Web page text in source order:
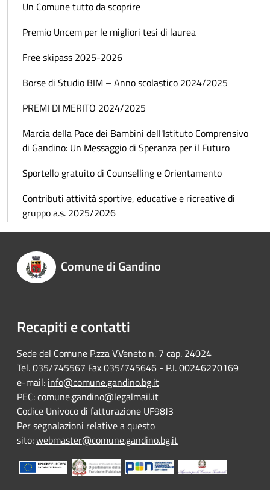
Un Comune tutto da scoprire
Premio Uncem per le migliori tesi di laurea
Free skipass 2025-2026
Borse di Studio BIM – Anno scolastico 2024/2025
PREMI DI MERITO 2024/2025
Marcia della Pace dei Bambini dell'Istituto Comprensivo
di Gandino: Un Messaggio di Speranza per il Futuro
Sportello gratuito di Counselling e Orientamento
Contributi attività sportive, educative e ricreative di
gruppo a.s. 2025/2026
Comune di Gandino
Recapiti e contatti
Sede del Comune P.zza V.Veneto n. 7 cap. 24024
Tel. 035/745567 Fax 035/745646 - P.I. 00246270169
e-mail: info@comune.gandino.bg.it
PEC:comune.gandino@legalmail.it
Codice Univoco di fatturazione UF98J3
Per segnalazioni relative a questo
sito:webmaster@comune.gandino.bg.it